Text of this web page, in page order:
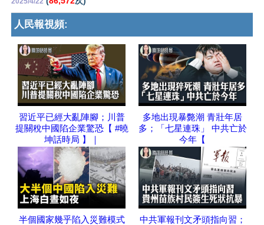
人民報視頻:
習近平已經大亂陣腳；川普
提關稅中國陷企業驚恐【 #曉
坤話時局 】｜
多地出現暴斃潮 青壯年居
多；「七星連珠」 中共亡於
今年【
半個國家幾乎陷入災難模式
中共軍報刊文矛頭指向習；